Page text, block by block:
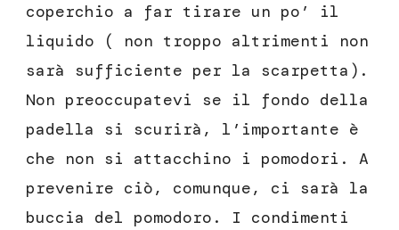
coperchio a far tirare un po’ il
liquido ( non troppo altrimenti non
sarà sufficiente per la scarpetta).
Non preoccupatevi se il fondo della
padella si scurirà, l’importante è
che non si attacchino i pomodori. A
prevenire ciò, comunque, ci sarà la
buccia del pomodoro. I condimenti